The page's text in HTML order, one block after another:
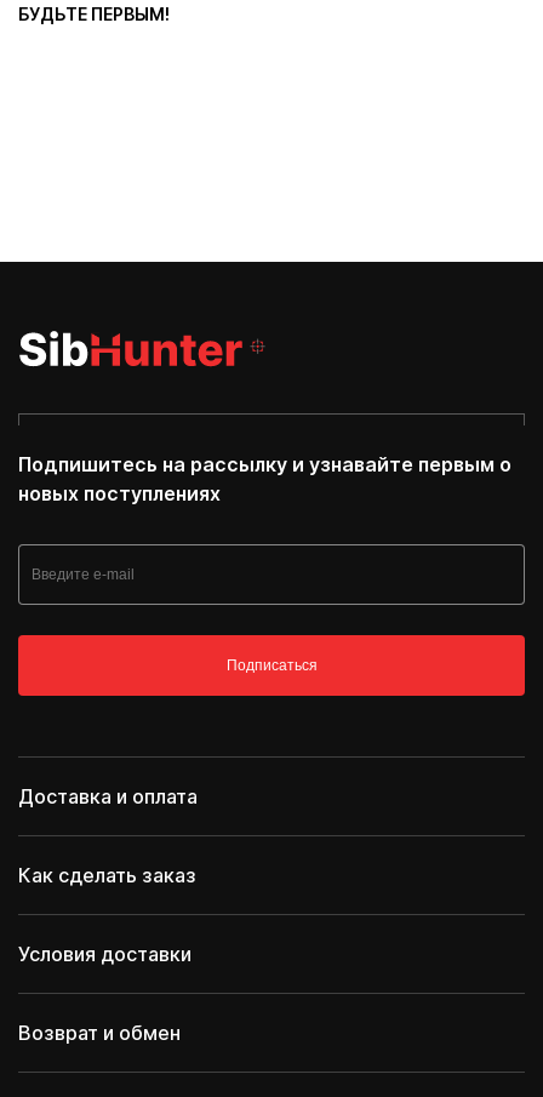
БУДЬТЕ ПЕРВЫМ!
Подпишитесь на рассылку и узнавайте первым о
новых поступлениях
Подписаться
Доставка и оплата
Как сделать заказ
Условия доставки
Возврат и обмен